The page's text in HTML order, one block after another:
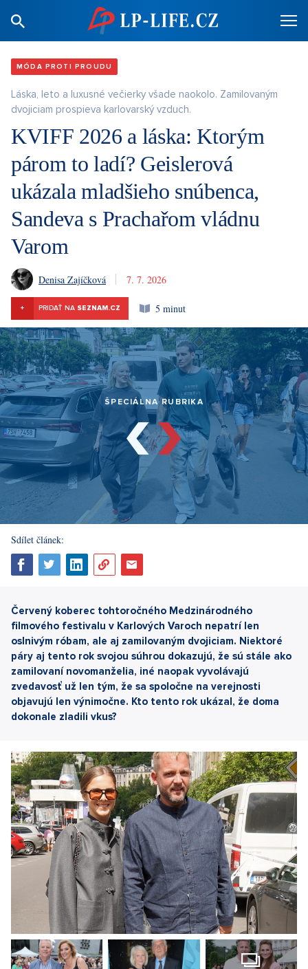
MÓDA PROTI PROUDU
Láska, leto a luxusné večierky všade naokolo. Zamilovaným
dvojiciam prospieva karlovarský vzduch.
KVIFF 2026 a láska: Ktorým
párom to ladí? Geislerová
ukázala mladšieho snúbenca,
Sandeva s Prachařom vládnu
Varom
Denisa Zajíčková 7. 7. 2026
+ PRIDAŤ NA SEZNAM.CZ 5 minut
ŠPECIÁLNA RUBRIKA
Sdílet článek:
Červený koberec tohtoročného Medzinárodného
filmového festivalu v Karlových Varoch nepatrí len
oslnivým róbam, ale aj zamilovaným dvojiciam. Niektoré
páry aj tento rok svojou súhrou dokazujú, že sú stále ako
zamilovaní novomanželia, iné naopak vyvolávajú
zvedavosť už len tým, že sa spoločne na verejnosti
objavujú len výnimočne. Kto tento rok ukázal, že doma
dokonale zladili vkus?